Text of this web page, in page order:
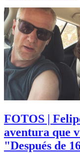
FOTOS |
aventura que
"Después de